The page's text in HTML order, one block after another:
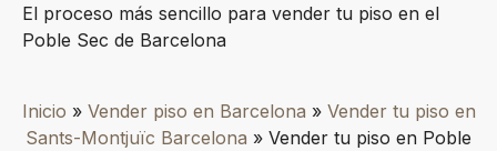
El proceso más sencillo para vender tu piso en el
Poble Sec de Barcelona
Inicio » Vender piso en Barcelona » Vender tu piso en
Sants-Montjuïc Barcelona » Vender tu piso en Poble